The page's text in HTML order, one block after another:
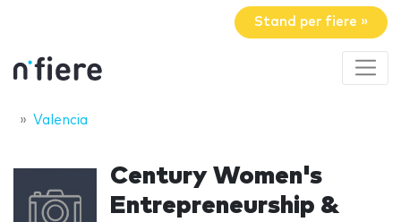
Stand per fiere »
Valencia
Century Women's
Entrepreneurship &